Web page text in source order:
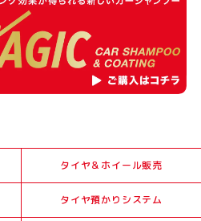
タイヤ＆ホイール販売
タイヤ預かりシステム